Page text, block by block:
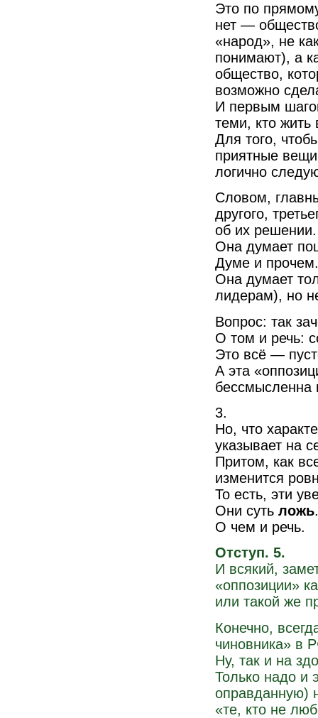
Это по
нет —
«народ», не
понимают), а
общество,
возможно
И первым
теми, кто
Для того,
приятные
логично
Словом,
другого,
об их
Она думает
Думе и прочем.
Она думает
лидерам), но
Вопрос: так
О том и речь:
Это всё —
А эта
бессмысленна
3.
Но, что
указывает на
Притом, как
изменится
То есть, эти
Они суть ложь
О чем и речь.
Отступ. 5.
И всякий,
«оппозиции»
или такой же
Конечно,
чиновника» в
Ну, так и на
Только надо и
оправданную)
«те, кто не